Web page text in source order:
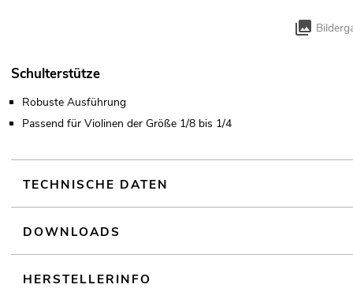
Schulterstütze
Robuste Ausführung
Passend für Violinen der Größe 1/8 bis 1/4
TECHNISCHE DATEN
DOWNLOADS
HERSTELLERINFO